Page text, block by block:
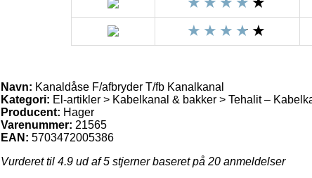
Navn: Kanaldåse F/afbryder T/fb Kanalkanal
Kategori: El-artikler > Kabelkanal & bakker > Tehalit –
Producent: Hager
Varenummer: 21565
EAN: 5703472005386
Vurderet til 4.9 ud af 5 stjerner baseret på 20 anmeldelser